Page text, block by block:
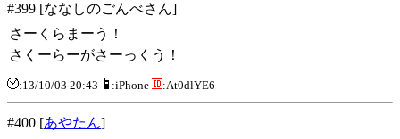
#399 [ななしのごんべさん]
さーくらまーう！
さくーらーがさーっくう！
:13/10/03 20:43 :iPhone :At0dlYE6
#400 [あやたん]